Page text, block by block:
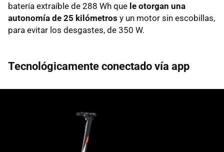
batería extraíble de 288 Wh que le otorgan una
autonomía de 25 kilómetros y un motor sin escobillas,
para evitar los desgastes, de 350 W.
Tecnológicamente conectado vía app